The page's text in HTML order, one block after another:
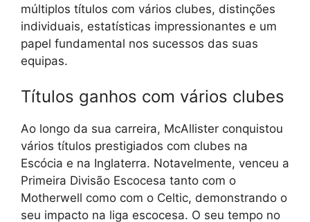
múltiplos títulos com vários clubes, distinções
individuais, estatísticas impressionantes e um
papel fundamental nos sucessos das suas
equipas.
Títulos ganhos com vários clubes
Ao longo da sua carreira, McAllister conquistou
vários títulos prestigiados com clubes na
Escócia e na Inglaterra. Notavelmente, venceu a
Primeira Divisão Escocesa tanto com o
Motherwell como com o Celtic, demonstrando o
seu impacto na liga escocesa. O seu tempo no